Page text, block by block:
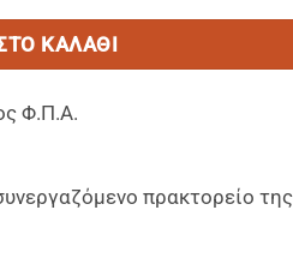
ΚΑΛΆΘΙ
Φ.Π.Α.
πρακτορείο